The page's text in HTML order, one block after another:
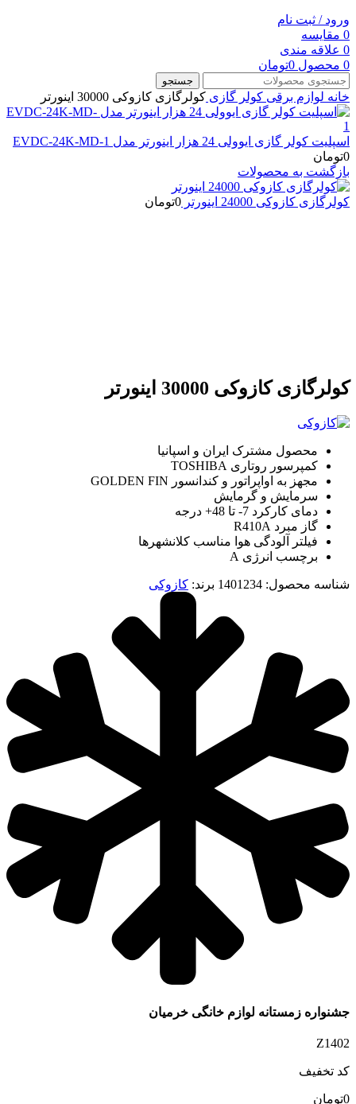
ورود / ثبت نام
0 مقایسه
0 علاقه مندی
0 محصول 0تومان
جستجو
خانه لوازم برقی کولر گازی کولرگازی کازوکی 30000 اینورتر
اسپلیت کولر گازی ایوولی 24 هزار اینورتر مدل EVDC-24K-MD-1
0تومان
بازگشت به محصولات
کولرگازی کازوکی 24000 اینورتر 0تومان
کولرگازی کازوکی 30000 اینورتر
محصول مشترک ایران و اسپانیا
کمپرسور روتاری TOSHIBA
مجهز به اواپراتور و کندانسور GOLDEN FIN
سرمايش و گرمایش
دمای کارکرد 7- تا 48+ درجه
گاز مبرد R410A
فیلتر آلودگی هوا مناسب کلانشهرها
برچسب انرژی A
شناسه محصول: 1401234 برند: کازوکی
جشنواره زمستانه لوازم خانگی خرمیان
Z1402
کد تخفیف
0تومان